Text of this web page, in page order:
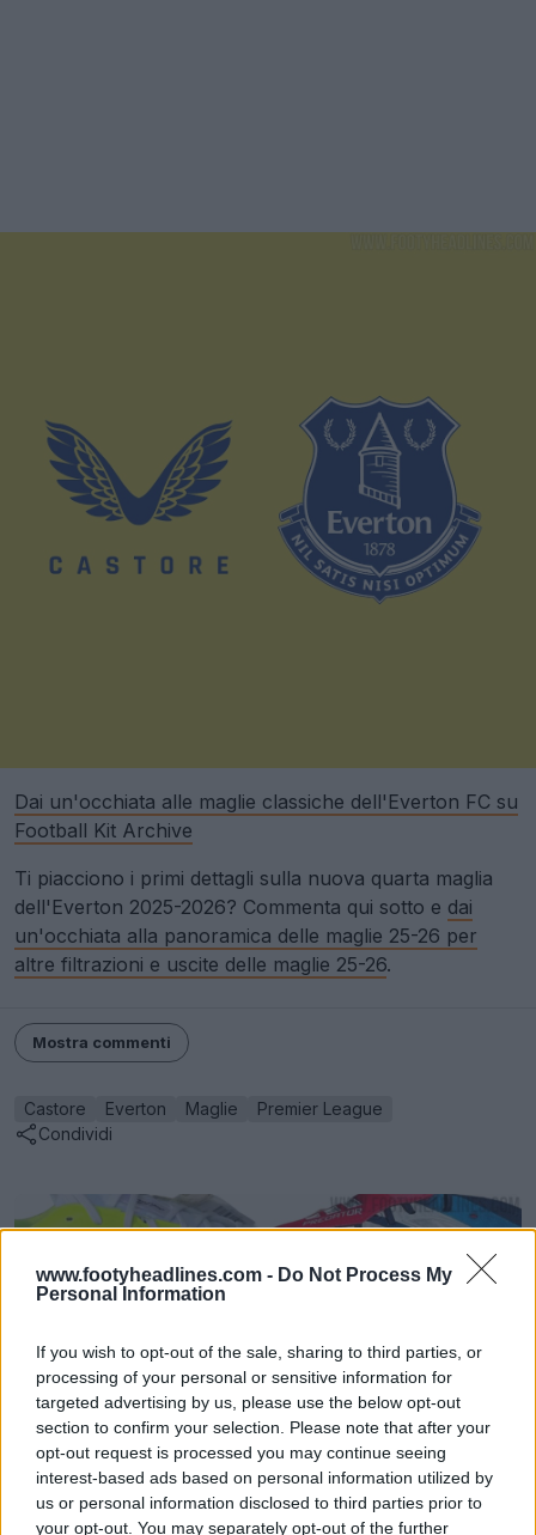
www.footyheadlines.com - Do Not Process My
Personal Information
If you wish to opt-out of the sale, sharing to third parties, or
processing of your personal or sensitive information for
targeted advertising by us, please use the below opt-out
section to confirm your selection. Please note that after your
opt-out request is processed you may continue seeing
interest-based ads based on personal information utilized by
us or personal information disclosed to third parties prior to
your opt-out. You may separately opt-out of the further
Dai un'occhiata alle maglie classiche dell'Everton FC su
Football Kit Archive
Ti piacciono i primi dettagli sulla nuova quarta maglia
dell'Everton 2025-2026? Commenta qui sotto e dai
un'occhiata alla panoramica delle maglie 25-26 per
altre filtrazioni e uscite delle maglie 25-26.
Mostra commenti
Castore Everton Maglie
Premier League
Condividi
Calendario delle scarpe da calcio
UFFICIALE Footy Headlines